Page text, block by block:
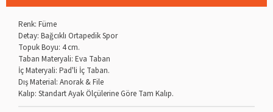
Renk: Füme
Detay: Bağcıklı Ortapedik Spor
Topuk Boyu: 4 cm.
Taban Materyali: Eva Taban
İç Materyali: Pad'li İç Taban.
Dış Material: Anorak & File
Kalıp: Standart Ayak Ölçülerine Göre Tam Kalıp.